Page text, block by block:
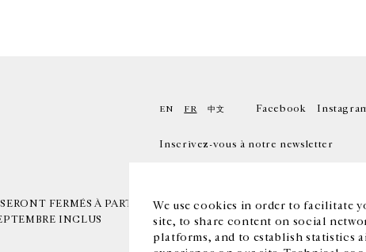
We use cookies in order to facilitate
site, to share content on social
platforms, and to establish statistics
FERMÉS À PARTIR
INCLUS
EN FR 中文 Facebook
Inscrivez-vous à notre newsletter